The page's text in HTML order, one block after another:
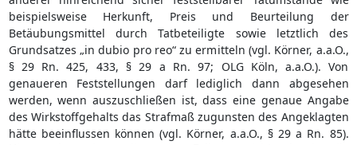
beispielsweise Herkunft, Preis und Beurteilung der
Betäubungsmittel durch Tatbeteiligte sowie letztlich des
Grundsatzes „in dubio pro reo“ zu ermitteln (vgl. Körner, a.a.O.,
§ 29 Rn. 425, 433, § 29 a Rn. 97; OLG Köln, a.a.O.). Von
genaueren Feststellungen darf lediglich dann abgesehen
werden, wenn auszuschließen ist, dass eine genaue Angabe
des Wirkstoffgehalts das Strafmaß zugunsten des Angeklagten
hätte beeinflussen können (vgl. Körner, a.a.O., § 29 a Rn. 85).